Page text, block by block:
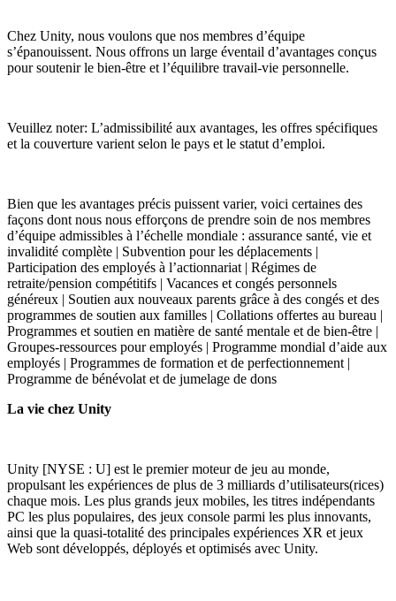
Chez Unity, nous voulons que nos membres d’équipe
s’épanouissent. Nous offrons un large éventail d’avantages conçus
pour soutenir le bien-être et l’équilibre travail-vie personnelle.
Veuillez noter: L’admissibilité aux avantages, les offres spécifiques
et la couverture varient selon le pays et le statut d’emploi.
Bien que les avantages précis puissent varier, voici certaines des
façons dont nous nous efforçons de prendre soin de nos membres
d’équipe admissibles à l’échelle mondiale : assurance santé, vie et
invalidité complète | Subvention pour les déplacements |
Participation des employés à l’actionnariat | Régimes de
retraite/pension compétitifs | Vacances et congés personnels
généreux | Soutien aux nouveaux parents grâce à des congés et des
programmes de soutien aux familles | Collations offertes au bureau |
Programmes et soutien en matière de santé mentale et de bien-être |
Groupes-ressources pour employés | Programme mondial d’aide aux
employés | Programmes de formation et de perfectionnement |
Programme de bénévolat et de jumelage de dons
La vie chez Unity
Unity [NYSE : U] est le premier moteur de jeu au monde,
propulsant les expériences de plus de 3 milliards d’utilisateurs(rices)
chaque mois. Les plus grands jeux mobiles, les titres indépendants
PC les plus populaires, des jeux console parmi les plus innovants,
ainsi que la quasi-totalité des principales expériences XR et jeux
Web sont développés, déployés et optimisés avec Unity.